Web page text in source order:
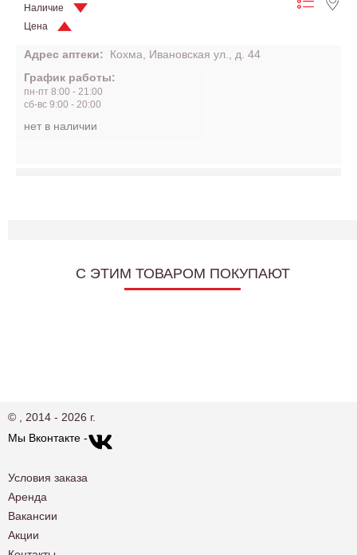
Наличие
Цена
Адрес аптеки:
Кохма, Ивановская ул., д. 44
График работы:
пн-пт 8:00 - 21:00
сб-вс 9:00 - 20:00
нет в наличии
C ЭТИМ ТОВАРОМ ПОКУПАЮТ
© , 2014 - 2026 г.
Мы Вконтакте -
Условия заказа
Аренда
Вакансии
Акции